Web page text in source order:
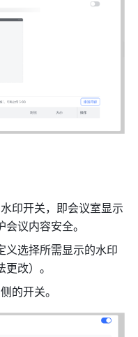
印开关，即会议室显示
议内容安全。
义选择所需显示的水印
改）。
的开关。